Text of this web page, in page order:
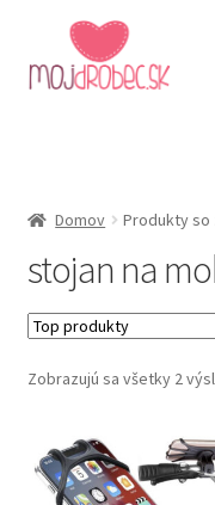
Preskočiť
na
navigáciu
Preskočiť
na
obsah
Podľa veku
Kategórie produktov
Dôležité informácie
Domov Produkty so
stojan na
Zobrazujú sa všetky 2